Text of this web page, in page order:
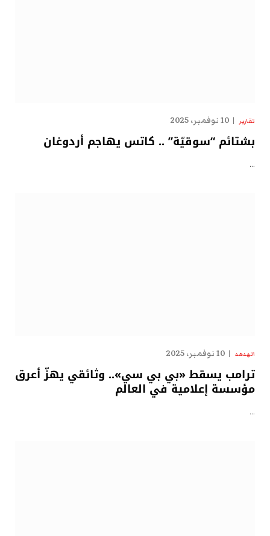
تقارير 10 نوفمبر، 2025
بشتائم “سوقيّة” .. كاتس يهاجم أردوغان
…
الهدهد 10 نوفمبر، 2025
ترامب يسقط «بي بي سي».. وثائقي يهزّ أعرق
مؤسسة إعلامية في العالم
…